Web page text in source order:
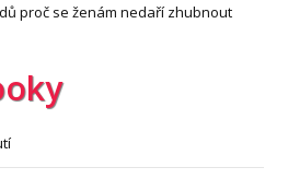
proč se ženám nedaří zhubnout